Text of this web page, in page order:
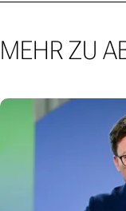
MEHR ZU